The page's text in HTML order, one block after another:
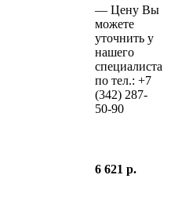
— Цену Вы
можете
уточнить у
нашего
специалиста
по тел.: +7
(342) 287-
50-90
6 621 р.